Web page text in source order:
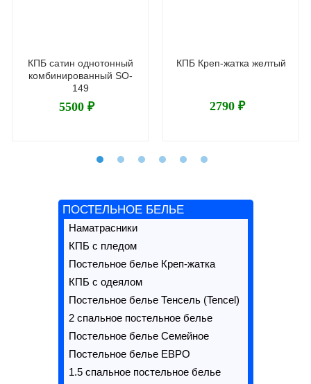
ПОСТЕЛЬНОЕ БЕЛЬЕ
Наматрасники
КПБ с пледом
Постельное белье Креп-жатка
КПБ с одеялом
Постельное белье Тенсель (Tencel)
2 спальное постельное белье
Постельное белье Семейное
Постельное белье ЕВРО
1.5 спальное постельное белье
КПБ сатин однотонный
комбинированный SO-
149
5500 ₽
КПБ Креп-жатка желтый
2790 ₽